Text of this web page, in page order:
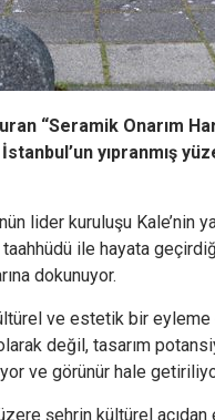
“Seramik Onarım
İstanbul’un yıpranmış
lider kuruluşu Kale’nin
taahhüdü ile hayata
dokunuyor.
ve estetik bir
değil, tasarım
ve görünür hale
şehrin kültürel